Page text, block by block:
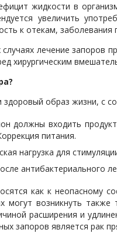
жидкости в
увеличить
к отекам, заболевания
случаях лечение запоров
хирургическим
здоровый образ жизни, с
должны входить
питания.
нагрузка для
антибактериального
как к неопасному
могут возникнуть
расширения и
запоров является рак